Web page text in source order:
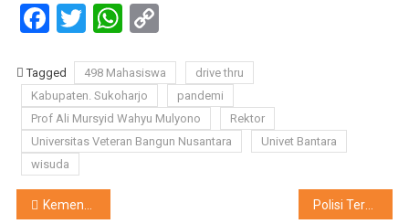
Facebook
TwitterWhatsApp
Copy
Tagged 498 Mahasiswa
drive thru
Kabupaten. Sukoharjo
pandemi
Prof Ali Mursyid Wahyu Mulyono
Rektor
Universitas Veteran Bangun Nusantara
Univet Bantara
wisuda
Navigasi
Kemendikbud Gelar Pasar Budaya Serentak 5 Klaster BPSPS Polisi Terus Buru Perampok Sadis Juragan Kos-kosan